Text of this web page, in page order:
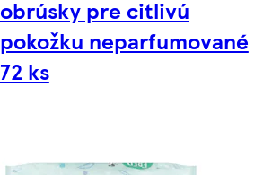
obrúsky pre citlivú
pokožku neparfumované
72 ks